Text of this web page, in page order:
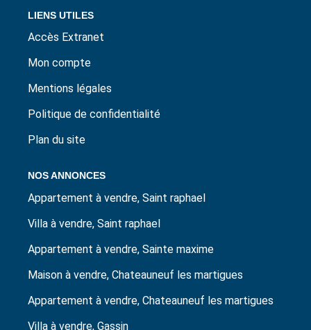
LIENS UTILES
Accès Extranet
Mon compte
Mentions légales
Politique de confidentialité
Plan du site
NOS ANNONCES
Appartement à vendre, Saint raphael
Villa à vendre, Saint raphael
Appartement à vendre, Sainte maxime
Maison à vendre, Chateauneuf les martigues
Appartement à vendre, Chateauneuf les martigues
Villa à vendre, Gassin